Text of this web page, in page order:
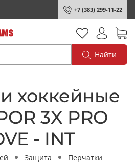
+7 (383) 299-11-22
Найти
хоккейные
3X PRO
- INT
Защита Перчатки